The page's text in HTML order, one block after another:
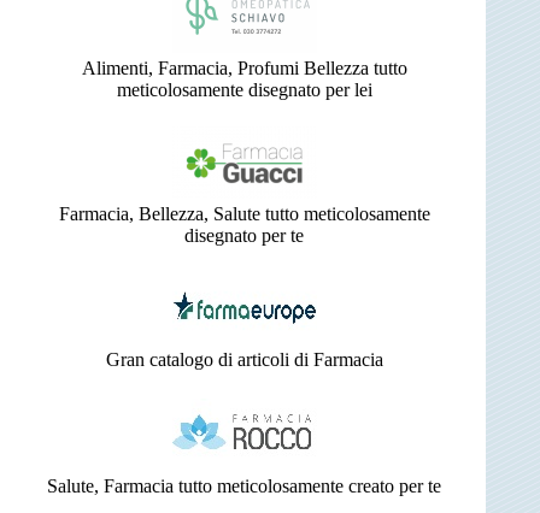
Alimenti, Farmacia, Profumi Bellezza tutto
meticolosamente disegnato per lei
Farmacia, Bellezza, Salute tutto meticolosamente
disegnato per te
Gran catalogo di articoli di Farmacia
Salute, Farmacia tutto meticolosamente creato per te